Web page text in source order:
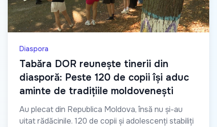
Diaspora
Tabăra DOR reunește tinerii din
diasporă: Peste 120 de copii își aduc
aminte de tradițiile moldovenești
Au plecat din Republica Moldova, însă nu și-au
uitat rădăcinile. 120 de copii și adolescenți stabiliți